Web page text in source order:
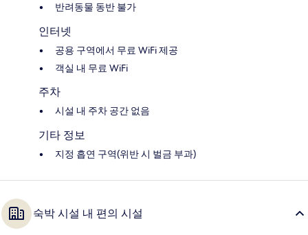
반려동물 동반 불가
인터넷
공용 구역에서 무료 WiFi 제공
객실 내 무료 WiFi
주차
시설 내 주차 공간 없음
기타 정보
지정 흡연 구역(위반 시 벌금 부과)
숙박 시설 내 편의 시설